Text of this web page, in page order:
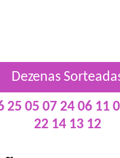
Dezenas
25 05 07 24 06 11
22 14 13 12